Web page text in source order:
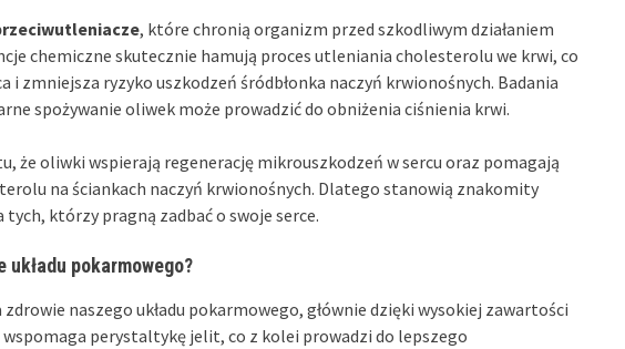
, które chronią organizm przed szkodliwym działaniem
chemiczne skutecznie hamują proces utleniania cholesterolu we krwi, co
i zmniejsza ryzyko uszkodzeń śródbłonka naczyń krwionośnych. Badania
spożywanie oliwek może prowadzić do obniżenia ciśnienia krwi.
że oliwki wspierają regenerację mikrouszkodzeń w sercu oraz pomagają
na ściankach naczyń krwionośnych. Dlatego stanowią znakomity
którzy pragną zadbać o swoje serce.
układu pokarmowego?
zdrowie naszego układu pokarmowego, głównie dzięki wysokiej zawartości
wspomaga perystaltykę jelit, co z kolei prowadzi do lepszego